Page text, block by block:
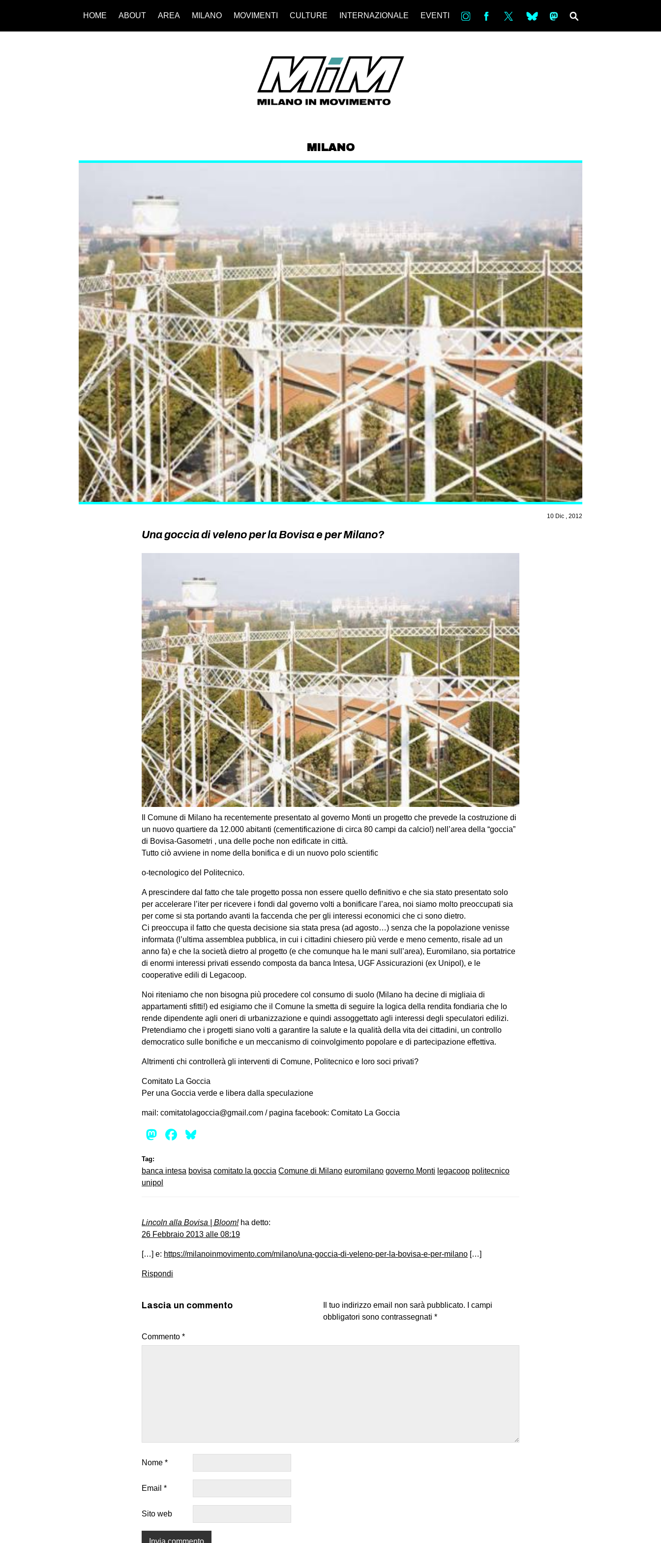
HOME ABOUT AREA MILANO MOVIMENTI CULTURE INTERNAZIONALE EVENTI in bsky ms
MILANO
10 Dic , 2012
Una goccia di veleno per la Bovisa e per Milano?
Il Comune di Milano ha recentemente presentato al governo Monti un progetto che prevede la costruzione di
un nuovo quartiere da 12.000 abitanti (cementificazione di circa 80 campi da calcio!) nell’area della “goccia”
di Bovisa-Gasometri , una delle poche non edificate in città.
Tutto ciò avviene in nome della bonifica e di un nuovo polo scientific
o-tecnologico del Politecnico.
A prescindere dal fatto che tale progetto possa non essere quello definitivo e che sia stato presentato solo
per accelerare l’iter per ricevere i fondi dal governo volti a bonificare l’area, noi siamo molto preoccupati sia
per come si sta portando avanti la faccenda che per gli interessi economici che ci sono dietro.
Ci preoccupa il fatto che questa decisione sia stata presa (ad agosto…) senza che la popolazione venisse
informata (l’ultima assemblea pubblica, in cui i cittadini chiesero più verde e meno cemento, risale ad un
anno fa) e che la società dietro al progetto (e che comunque ha le mani sull’area), Euromilano, sia portatrice
di enormi interessi privati essendo composta da banca Intesa, UGF Assicurazioni (ex Unipol), e le
cooperative edili di Legacoop.
Noi riteniamo che non bisogna più procedere col consumo di suolo (Milano ha decine di migliaia di
appartamenti sfitti!) ed esigiamo che il Comune la smetta di seguire la logica della rendita fondiaria che lo
rende dipendente agli oneri di urbanizzazione e quindi assoggettato agli interessi degli speculatori edilizi.
Pretendiamo che i progetti siano volti a garantire la salute e la qualità della vita dei cittadini, un controllo
democratico sulle bonifiche e un meccanismo di coinvolgimento popolare e di partecipazione effettiva.
Altrimenti chi controllerà gli interventi di Comune, Politecnico e loro soci privati?
Comitato La Goccia
Per una Goccia verde e libera dalla speculazione
mail: comitatolagoccia@gmail.com / pagina facebook: Comitato La Goccia
Mastodon
Facebook
Tag:
banca intesa bovisa comitato la goccia Comune di Milano euromilano governo Monti legacoop politecnico
unipol
Lincoln alla Bovisa | Bloom! ha detto:
26 Febbraio 2013 alle 08:19
[…] e: https://milanoinmovimento.com/milano/una-goccia-di-veleno-per-la-bovisa-e-per-milano […]
Rispondi
Lascia un commento Il tuo indirizzo email non sarà pubblicato.
I campi
obbligatori sono contrassegnati *
Commento *
Nome *
Email *
Sito web